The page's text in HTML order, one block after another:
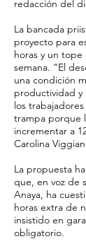
redacción del
La bancada
proyecto para
horas y un
semana. “El
una condición
productividad y
los
trampa porque
incrementar a
Carolina
La propuesta
que, en voz de
Anaya, ha
horas extra de
insistido en
obligatorio.